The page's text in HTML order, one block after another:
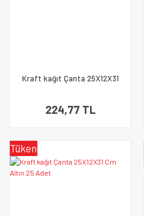
Kraft kağıt Çanta 25X12X31
224,77 TL
Tükendi